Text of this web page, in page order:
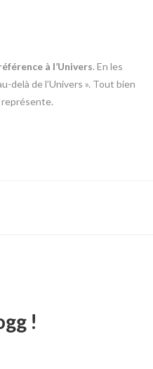
à l’Univers. En les
delà de l’Univers ». Tout bien
représente.
!